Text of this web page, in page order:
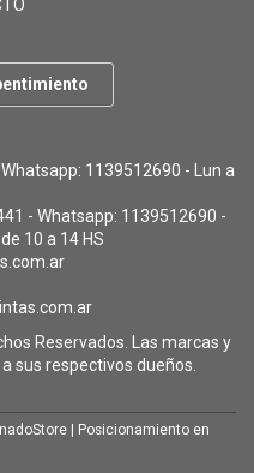
1139512690 - Lun a
- Whatsapp: 1139512690 -
10 a 14 HS
Reservados. Las marcas y
sus respectivos dueños.
Posicionamiento en